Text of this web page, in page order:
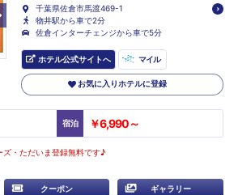
千葉県佐倉市馬渡469-1
物井駅から車で2分
佐倉インターチェンジから車で5分
ホテル公式サイトへ マイル
お気に入りホテルに登録
宿泊 ￥6,990～
ズ・ただいま登録無料です♪
クーポン ギャラリー